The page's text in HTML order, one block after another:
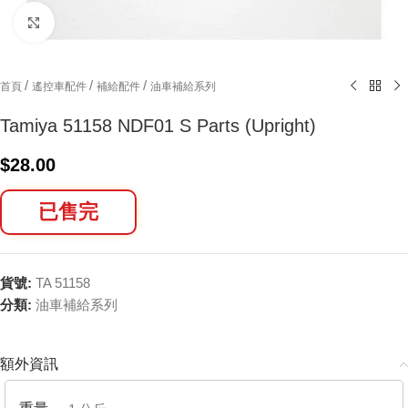
首頁 / 遙控車配件 / 補給配件 / 油車補給系列
Tamiya 51158 NDF01 S Parts (Upright)
$28.00
已售完
貨號: TA 51158
分類: 油車補給系列
額外資訊